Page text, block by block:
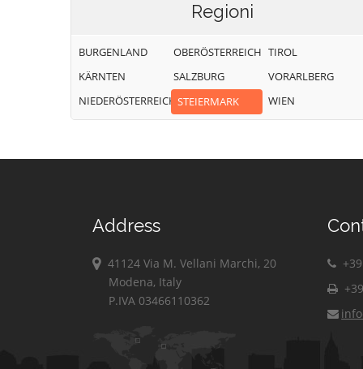
Regioni
BURGENLAND
KÄRNTEN
NIEDERÖSTERREICH
OBERÖSTERREICH
SALZBURG
STEIERMARK
TIROL
VORARLBERG
WIEN
Address
41124 Via M. Vellani Marchi, 20
Modena, Italy
P.IVA 03466110362